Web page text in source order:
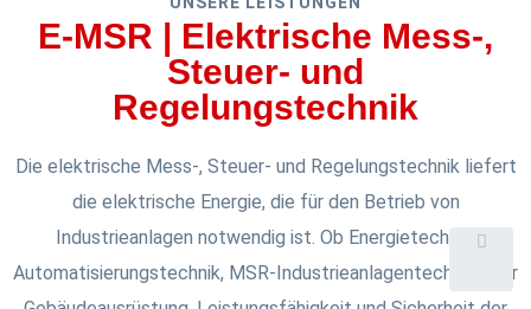
E-MSR | Elektrische Mess-,
Steuer- und
Regelungstechnik
Die elektrische Mess-, Steuer- und Regelungstechnik liefert
die elektrische Energie, die für den Betrieb von
Industrieanlagen notwendig ist. Ob Energietechnik,
Automatisierungstechnik, MSR-Industrieanlagentechnik oder